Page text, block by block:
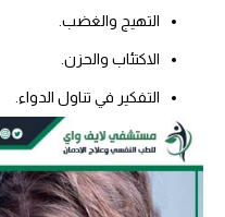
التهيج والغضب.
الاكتئاب والحزن.
التفكير في تناول الدواء.